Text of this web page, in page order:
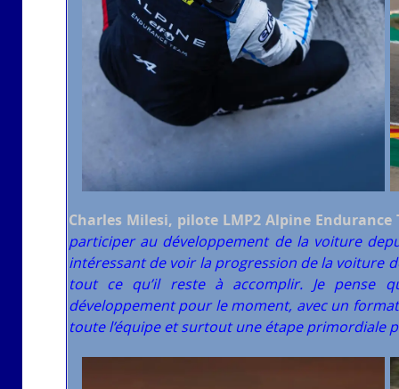
Charles Milesi, pilote LMP2 Alpine Endurance
participer au développement de la voiture
intéressant de voir la progression de la voiture
tout ce qu’il reste à accomplir. Je pense
développement pour le moment, avec un
toute l’équipe et surtout une étape primordiale